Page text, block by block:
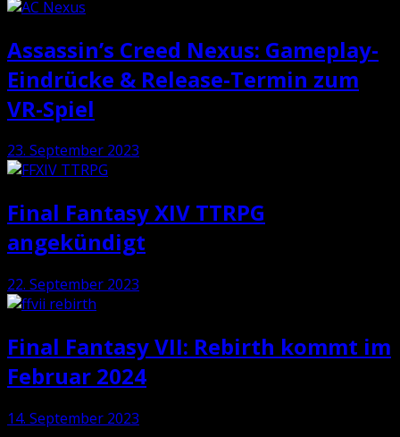
Assassin’s Creed Nexus: Gameplay-
Eindrücke & Release-Termin zum
VR-Spiel
23. September 2023
Final Fantasy XIV TTRPG
angekündigt
22. September 2023
Final Fantasy VII: Rebirth kommt im
Februar 2024
14. September 2023